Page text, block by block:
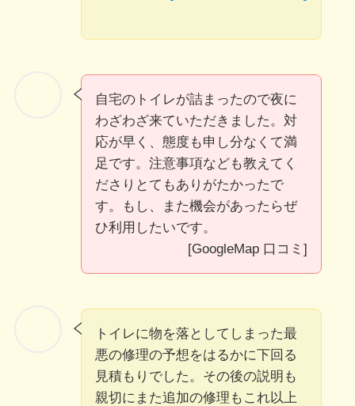
自宅のトイレが詰まったので夜に
わざわざ来ていただきました。対
応が早く、態度も申し分なくて満
足です。注意事項なども教えてく
ださりとてもありがたかったで
す。もし、また機会があったらぜ
ひ利用したいです。
[GoogleMap 口コミ]
トイレに物を落としてしまった最
悪の修理の予想をはるかに下回る
見積もりでした。その後の説明も
親切にまた追加の修理もこれ以上